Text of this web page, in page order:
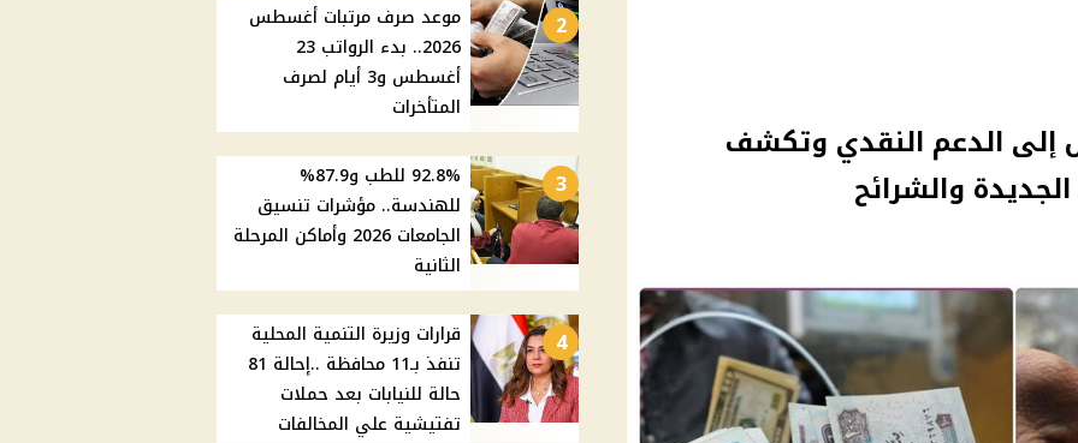
إلى الدعم النقدي وتكشف
والشرائح
2
موعد صرف مرتبات أغسطس
2026.. بدء الرواتب 23
أغسطس و3 أيام لصرف
المتأخرات
3
92.8% للطب و87.9%
للهندسة.. مؤشرات تنسيق
الجامعات 2026 وأماكن المرحلة
الثانية
4
قرارات وزيرة التنمية المحلية
تنفذ بـ11 محافظة ..إحالة 81
حالة للنيابات بعد حملات
تفتيشية علي المخالفات